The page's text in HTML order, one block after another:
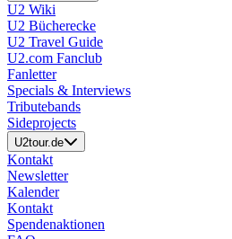
U2 Wiki
U2 Bücherecke
U2 Travel Guide
U2.com Fanclub
Fanletter
Specials & Interviews
Tributebands
Sideprojects
U2tour.de
Kontakt
Newsletter
Kalender
Kontakt
Spendenaktionen